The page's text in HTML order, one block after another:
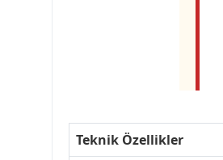
Teknik Özellikler